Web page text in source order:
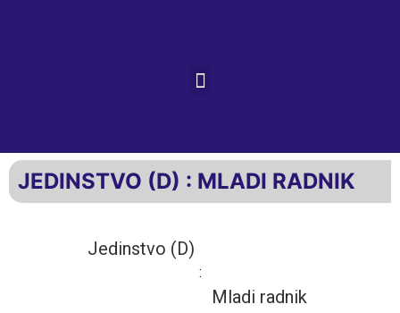
JEDINSTVO (D) : MLADI RADNIK
Jedinstvo (D)
:
Mladi radnik